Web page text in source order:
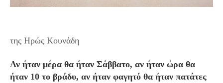
της Ηρώς Κουνάδη
Αν ήταν μέρα θα ήταν Σάββατο, αν ήταν ώρα θα
ήταν 10 το βράδυ, αν ήταν φαγητό θα ήταν πατάτες